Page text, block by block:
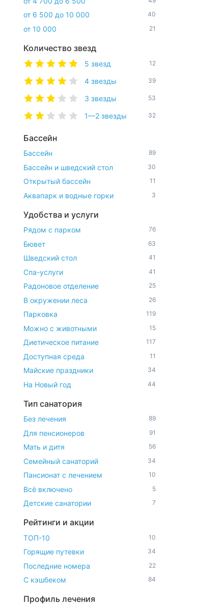
от 6 500 до 10 000 40
от 10 000 21
Количество звезд
5 звезд 12
4 звезды 39
3 звезды 53
1—2 звезды 32
Бассейн
Бассейн 89
Бассейн и шведский стол 30
Открытый бассейн 11
Аквапарк и водные горки 3
Удобства и услуги
Рядом с парком 76
Бювет 63
Шведский стол 41
Спа-услуги 41
Радоновое отделение 25
В окружении леса 26
Парковка 119
Можно с животными 15
Диетическое питание 117
Доступная среда 11
Майские праздники 34
На Новый год 44
Тип санатория
Без лечения 89
Для пенсионеров 91
Мать и дитя 56
Семейный санаторий 34
Пансионат с лечением 10
Всё включено 5
Детские санатории 7
Рейтинги и акции
ТОП-10 10
Горящие путевки 34
Последние номера 22
С кэшбеком 84
Профиль лечения